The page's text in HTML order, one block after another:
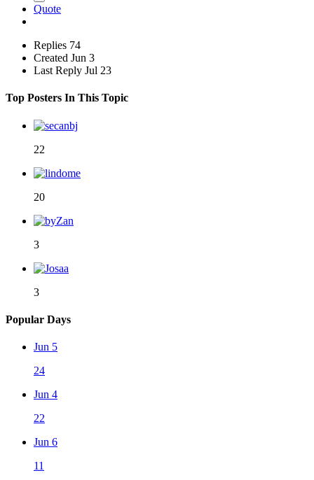
Quote
Replies 74
Created Jun 3
Last Reply Jul 23
Top Posters In This Topic
22
20
3
3
Popular Days
Jun 5
24
Jun 4
22
Jun 6
11